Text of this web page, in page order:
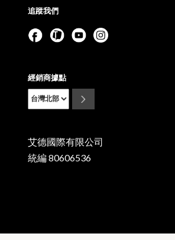
追蹤我們
經銷商據點
艾德國際有限公司
統編 80606536